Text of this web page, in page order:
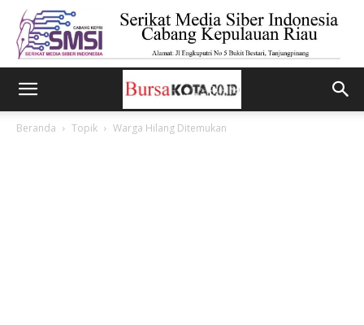
Beranda Topik Warga Hilang Ditemukan